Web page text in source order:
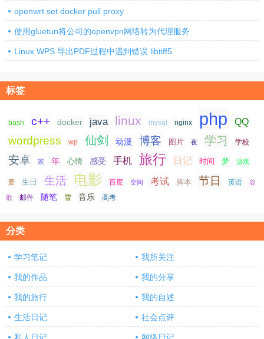
openwrt set docker pull proxy
使用gluetun将公司的openvpn网络转为代理服务
Linux WPS 导出PDF过程中遇到错误 libtiff5
标签
bash c++ docker java linux mysql nginx php QQ
wordpress wp 仙剑 动漫 博客 图片 夜 学习 学校
安卓 家 年 心情 感受 手机 旅行 日记 时间 梦 游戏
爱 生日 生活 电影 百度 空间 考试 脚本 节日 英语 谷
歌 邮件 随笔 雪 音乐 高考
分类
学习笔记 我所关注
我的作品 我的分享
我的旅行 我的自述
生活日记 社会点评